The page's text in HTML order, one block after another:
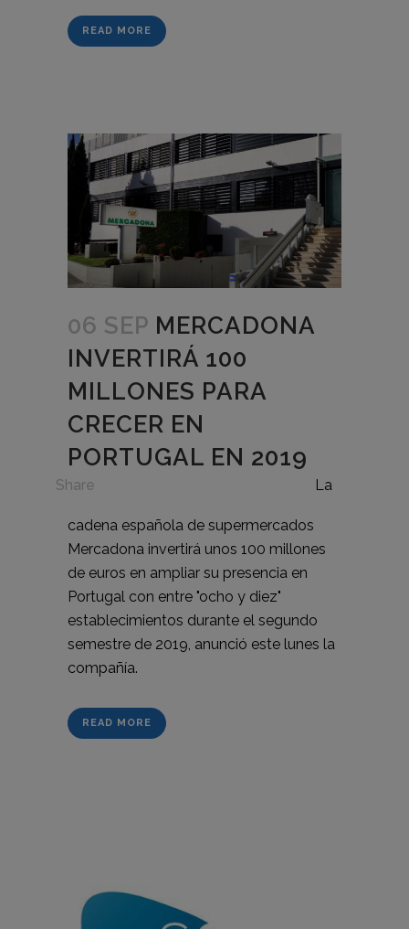
READ MORE
06 SEP MERCADONA
INVERTIRÁ 100
MILLONES PARA
CRECER EN
PORTUGAL EN 2019
Share La
cadena española de supermercados
Mercadona invertirá unos 100 millones
de euros en ampliar su presencia en
Portugal con entre "ocho y diez"
establecimientos durante el segundo
semestre de 2019, anunció este lunes la
compañía.
READ MORE